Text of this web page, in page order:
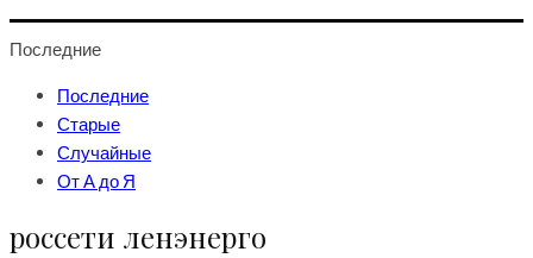
Последние
Последние
Старые
Случайные
От А до Я
россети ленэнерго